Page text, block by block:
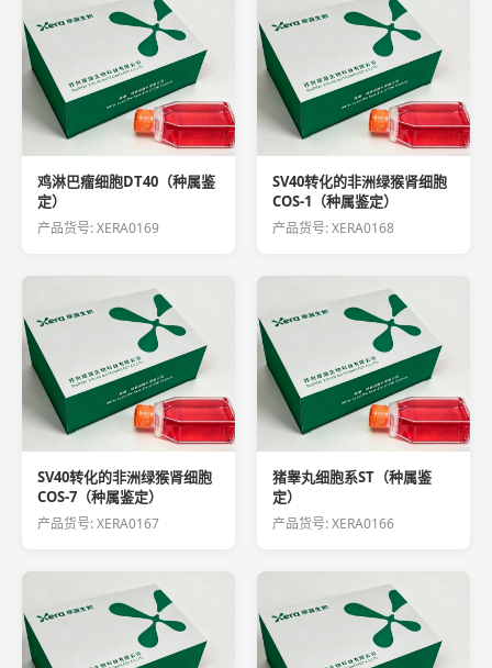
鸡淋巴瘤细胞DT40（种属鉴
定）
产品货号: XERA0169
SV40转化的非洲绿猴肾细胞
COS-1（种属鉴定）
产品货号: XERA0168
SV40转化的非洲绿猴肾细胞
COS-7（种属鉴定）
产品货号: XERA0167
猪睾丸细胞系ST（种属鉴
定）
产品货号: XERA0166